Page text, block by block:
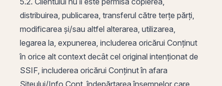
distribuirea, publicarea, transferul către terțe părți,
modificarea și/sau altfel alterarea, utilizarea,
legarea la, expunerea, includerea oricărui Conținut
în orice alt context decât cel original intenționat de
SSIF, includerea oricărui Conținut în afara
Siteului/Info Cont, îndepărtarea însemnelor care